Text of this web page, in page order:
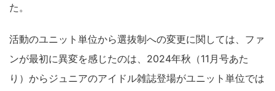
た。
活動のユニット単位から選抜制への変更に関しては、ファ
ンが最初に異変を感じたのは、2024年秋（11月号あた
り）からジュニアのアイドル雑誌登場がユニット単位では